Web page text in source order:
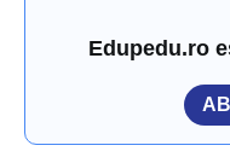
Edupedu.ro